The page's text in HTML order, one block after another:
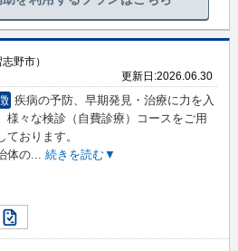
野市）
更新日:2026.06.30
疾病の予防、早期発見・治療に力を入
様々な検診（自費診療）コースをご用
ております。
体の... 続きを読む▼